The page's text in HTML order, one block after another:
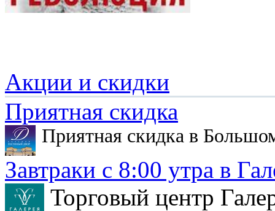
Акции и скидки
Приятная скидка
Приятная скидка в
Завтраки с 8:00 утра в
Торговый центр